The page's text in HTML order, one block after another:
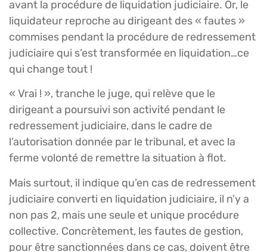
avant la procédure de liquidation judiciaire. Or, le
liquidateur reproche au dirigeant des « fautes »
commises pendant la procédure de redressement
judiciaire qui s’est transformée en liquidation…ce
qui change tout !
« Vrai ! », tranche le juge, qui relève que le
dirigeant a poursuivi son activité pendant le
redressement judiciaire, dans le cadre de
l’autorisation donnée par le tribunal, et avec la
ferme volonté de remettre la situation à flot.
Mais surtout, il indique qu’en cas de redressement
judiciaire converti en liquidation judiciaire, il n’y a
non pas 2, mais une seule et unique procédure
collective. Concrètement, les fautes de gestion,
pour être sanctionnées dans ce cas, doivent être